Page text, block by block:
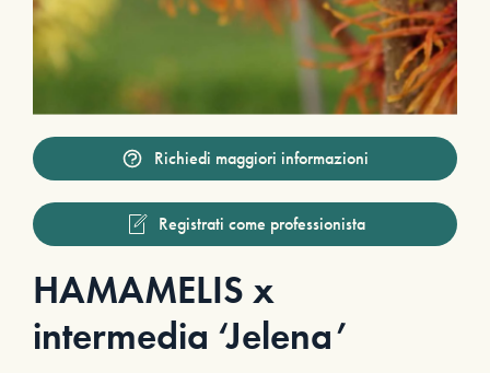
Richiedi maggiori informazioni
Registrati come professionista
HAMAMELIS x
intermedia ‘Jelena’